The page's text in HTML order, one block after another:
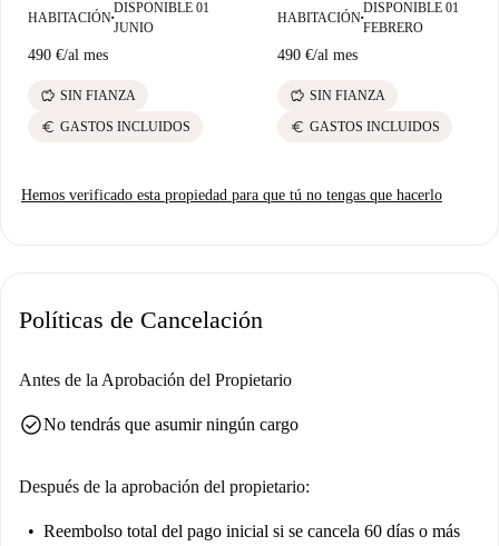
HABITACIÓN■
DISPONIBLE 01
JUNIO
490 €/al mes
savings SIN FIANZA
euro GASTOS INCLUIDOS
HABITACIÓN■
DISPONIBLE 01
FEBRERO
490 €/al mes
savings SIN FIANZA
euro GASTOS INCLUIDOS
Hemos verificado esta propiedad para que tú no tengas que hacerlo
Políticas de Cancelación
Antes de la Aprobación del Propietario
check_circleNo tendrás que asumir ningún cargo
Después de la aprobación del propietario:
Reembolso total del pago inicial si se cancela 60 días o más